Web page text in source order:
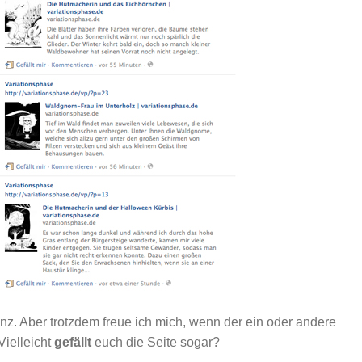
Aber trotzdem freue ich mich, wenn der ein oder andere
gefällt euch die Seite sogar?